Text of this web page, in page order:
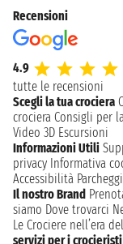
Recensioni
4.9
tutte le recensioni
Scegli la tua crociera
crociera Consigli per
Video 3D Escursioni
Informazioni Utili
privacy Informativa
Accessibilità Parcheggi
Il nostro Brand
siamo Dove trovarci
Le Crociere nell’era
servizi per i crocieristi